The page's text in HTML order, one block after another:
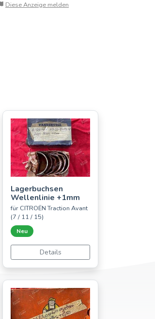
Diese Anzeige melden
Lagerbuchsen
Wellenlinie +1mm
für CITROËN Traction Avant
(7 / 11 / 15)
Neu
Details